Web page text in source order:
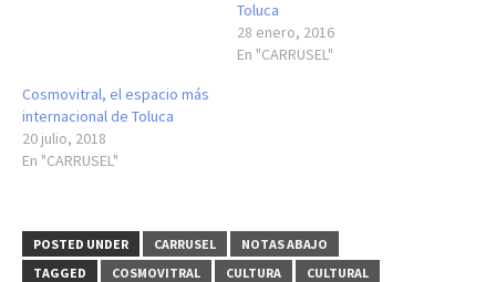
Toluca
28 enero, 2016
En "CARRUSEL"
Cosmovitral, el espacio más
internacional de Toluca
20 julio, 2018
En "CARRUSEL"
POSTED UNDER CARRUSEL
NOTAS ABAJO
TAGGED
COSMOVITRAL CULTURA CULTURAL